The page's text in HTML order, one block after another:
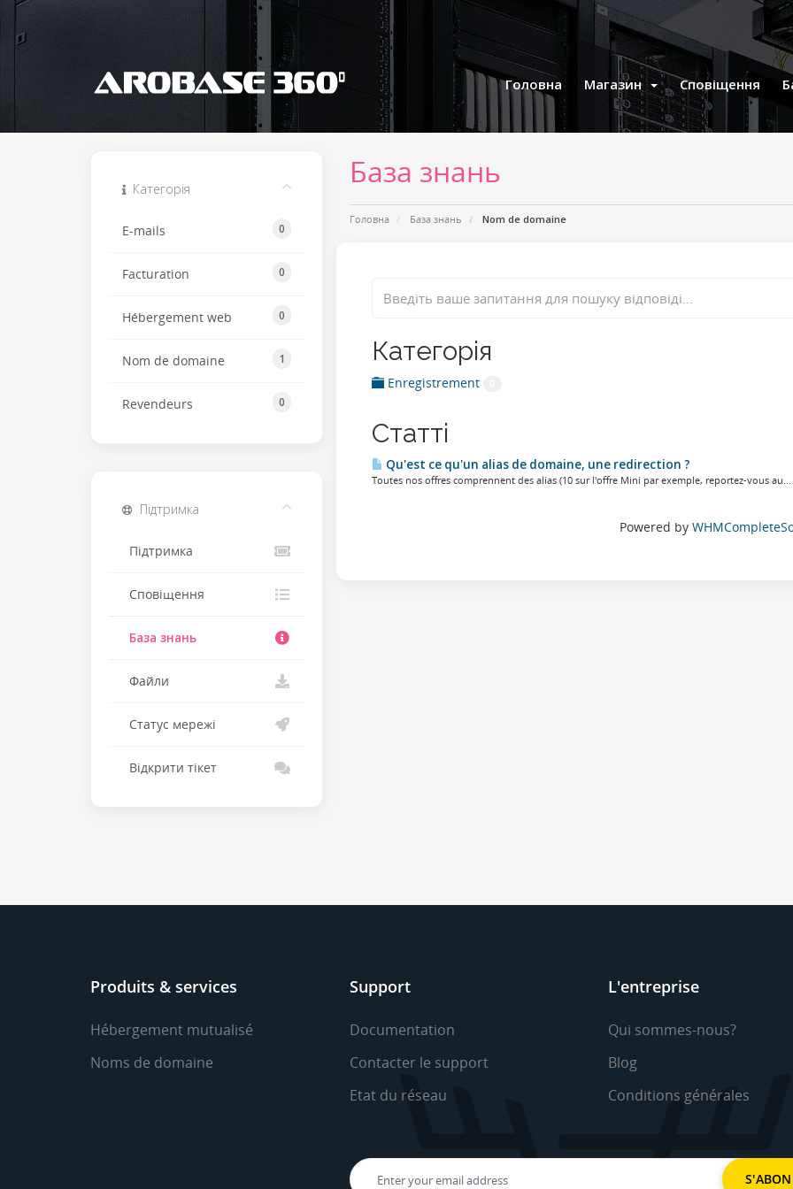
Головна Магазин Сповіщення
База знань
Головна База знань Nom de domaine
Категорія
0
E-mails
0
Facturation
0
Hébergement web
1
Nom de domaine
0
Revendeurs
Категорія
Enregistrement
Статті
Qu'est ce qu'un alias de domaine, une redirection ?
Toutes nos offres comprennent des alias (10 sur l'offre Mini par exemple, reportez-vous au...
Powered by
Підтримка
Підтримка
Сповіщення
База знань
Файли
Статус мережі
Відкрити тікет
Produits & services
Hébergement mutualisé
Noms de domaine
Support
Documentation
Contacter le support
Etat du réseau
L'entreprise
Qui sommes-nous?
Blog
Conditions générales